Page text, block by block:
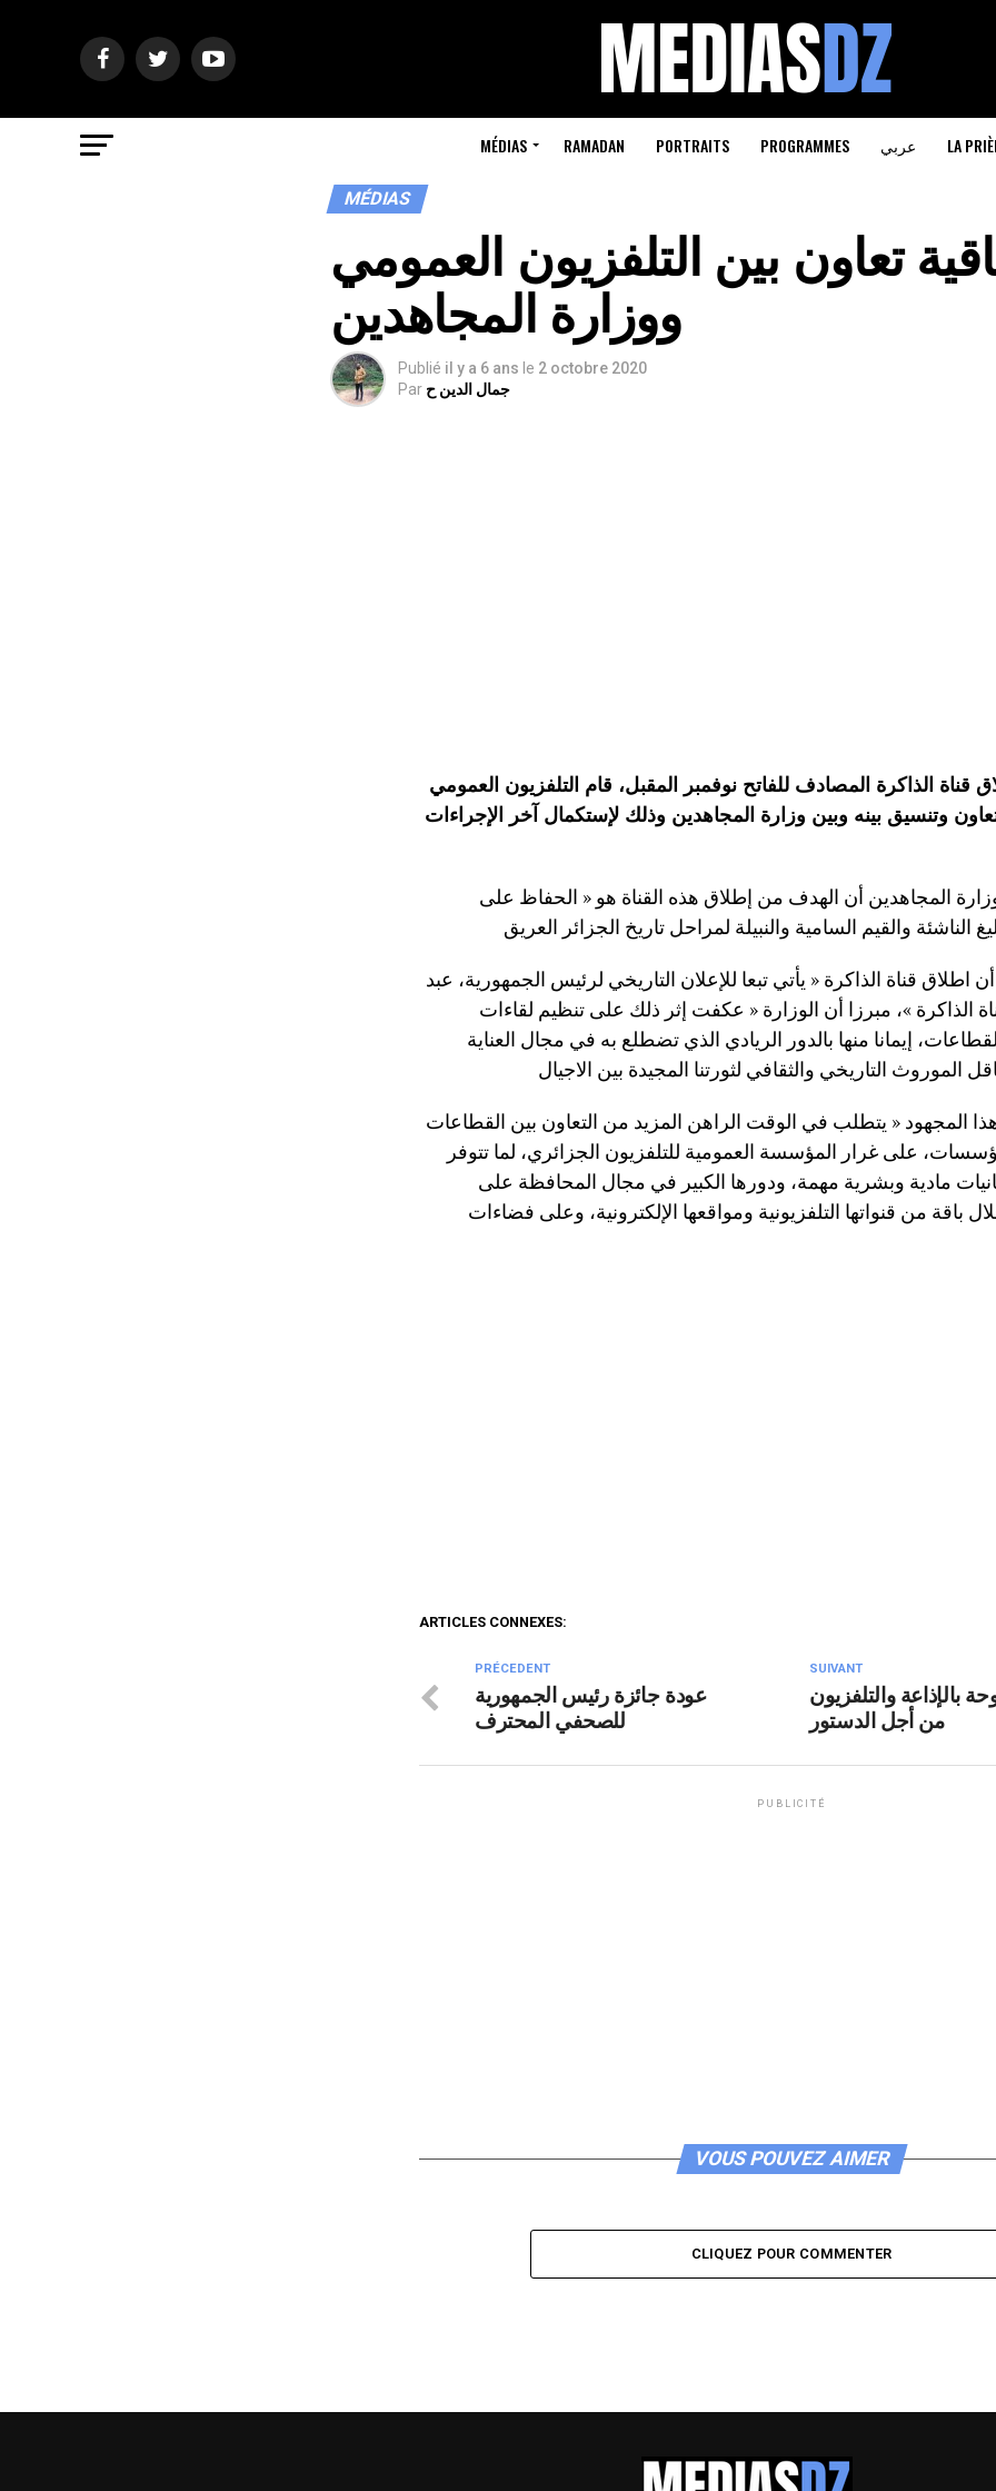
MÉDIAS RAMADAN PORTRAITS PROGRAMMES عربي LA
MÉDIAS
تعاون بين التلفزيون العمومي
ووزارة المجاهدين
Publié il y a 6 ans le 2 octobre 2020
Par جمال الدين ح
قناة الذاكرة المصادف للفاتح نوفمبر المقبل، قام التلفزيون العمومي
تعاون وتنسيق بينه وبين وزارة المجاهدين وذلك لإستكمال آخر الإجراءات
المجاهدين أن الهدف من إطلاق هذه القناة هو « الحفاظ على
اطلاق قناة الذاكرة « يأتي تبعا للإعلان التاريخي لرئيس الجمهورية، عبد
الذاكرة »، مبرزا أن الوزارة « عكفت إثر ذلك على تنظيم لقاءات
إيمانا منها بالدور الريادي الذي تضطلع به في مجال العناية
هذا المجهود « يتطلب في الوقت الراهن المزيد من التعاون بين القطاعات
على غرار المؤسسة العمومية للتلفزيون الجزائري، لما تتوفر
مادية وبشرية مهمة، ودورها الكبير في مجال المحافظة على
باقة من قنواتها التلفزيونية ومواقعها الإلكترونية، وعلى فضاءات
ARTICLES CONNEXES:
SUIVANT
بالإذاعة والتلفزيون
من أجل الدستور
PRÉCEDENT
عودة جائزة رئيس الجمهورية
للصحفي المحترف
PUBLICITÉ
VOUS POUVEZ AIMER
CLIQUEZ POUR COMMENTER